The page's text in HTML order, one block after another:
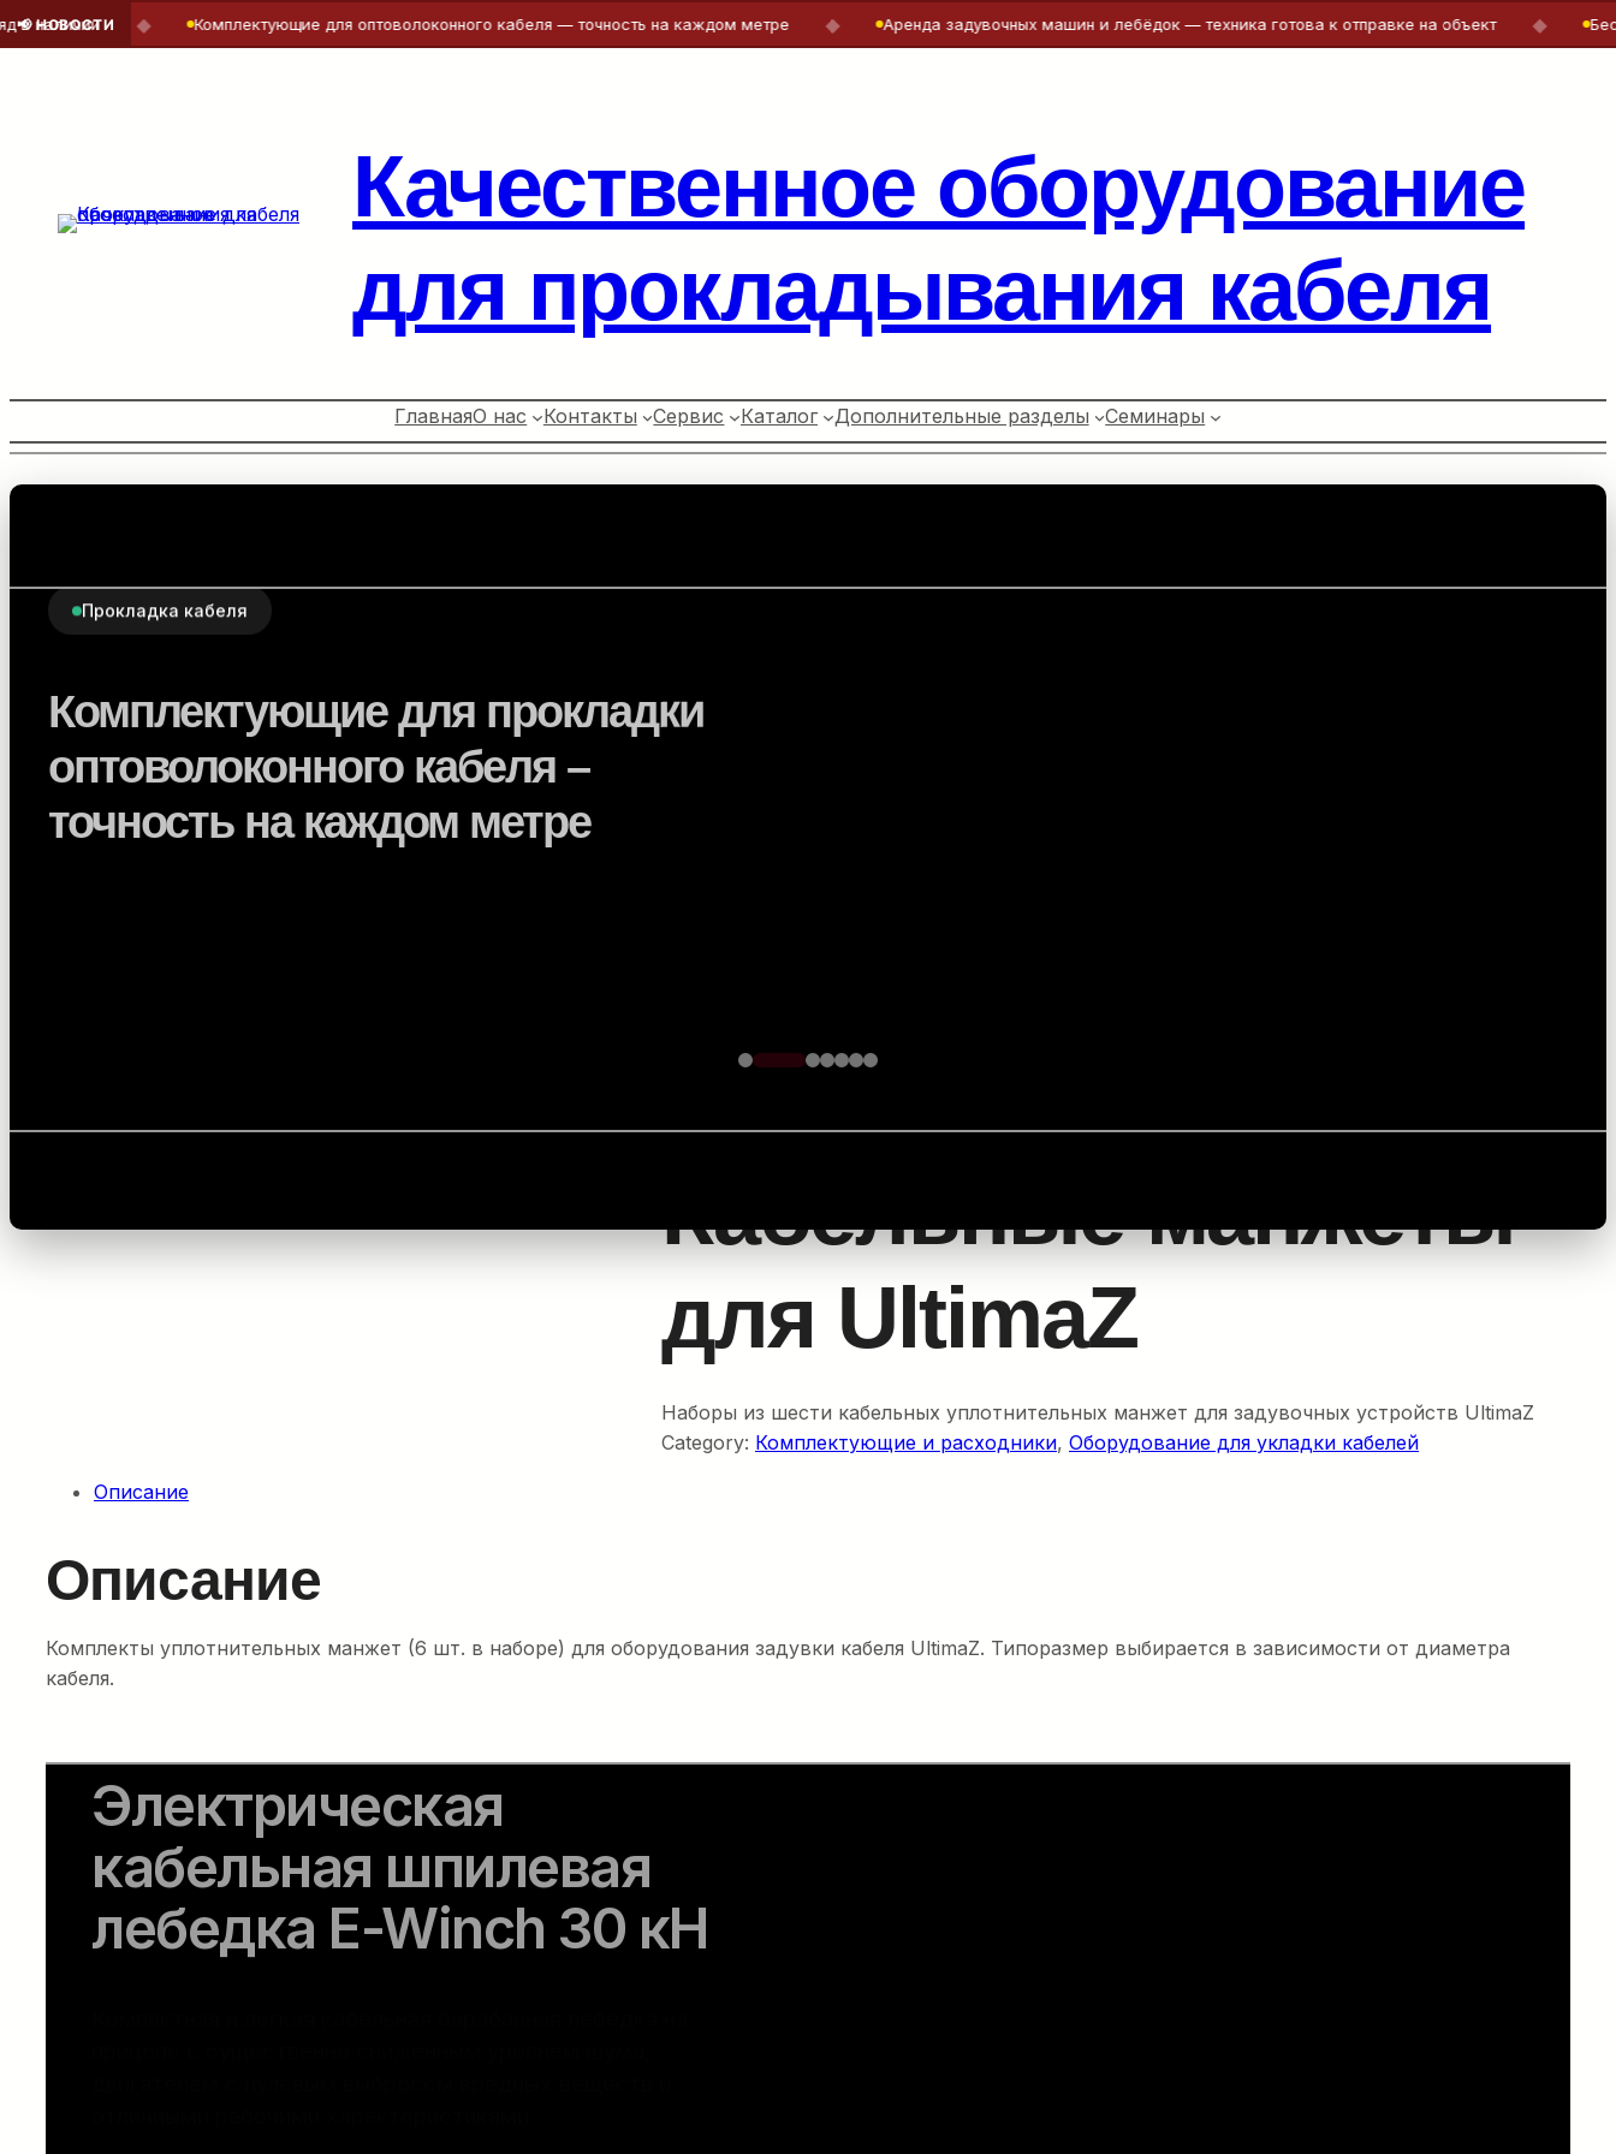
Качественное оборудование
для прокладывания кабеля
ГлавнаяО нас Контакты Сервис Каталог Дополнительные разделы Семинары
Прокладка кабеля
Комплектующие для прокладки
оптоволоконного кабеля –
точность на каждом метре
📢 НОВОСТИ
◆ Комплектующие для оптоволоконного кабеля — точность на каждом метре ◆ Аренда задувочных машин и лебёдок — техника готова к отправке на объект ◆
Кабельные манжеты
для UltimaZ
Наборы из шести кабельных уплотнительных манжет для задувочных устройств UltimaZ
Category: Комплектующие и расходники, Оборудование для укладки кабелей
Описание
Описание
Комплекты уплотнительных манжет (6 шт. в наборе) для оборудования задувки кабеля UltimaZ. Типоразмер выбирается в зависимости от диаметра
кабеля.
Электрическая
кабельная шпилевая
лебедка E-Winch 30 кН